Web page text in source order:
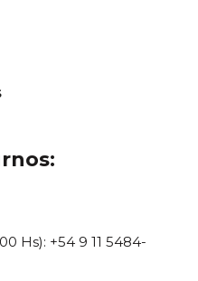
Hs): +54 9 11 5484-